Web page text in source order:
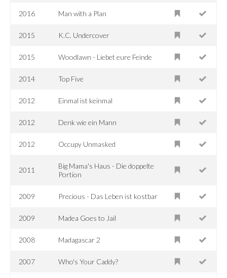
2016 Man with a Plan
2015 K.C. Undercover
2015 Woodlawn - Liebet eure Feinde
2014 Top Five
2012 Einmal ist keinmal
2012 Denk wie ein Mann
2012 Occupy Unmasked
2011
Big Mama's Haus - Die doppelte
Portion
2009 Precious - Das Leben ist kostbar
2009 Madea Goes to Jail
2008 Madagascar 2
2007 Who's Your Caddy?